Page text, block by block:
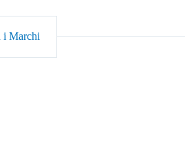
i Marchi